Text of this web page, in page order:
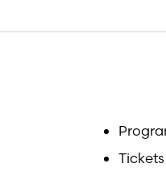
Tickets